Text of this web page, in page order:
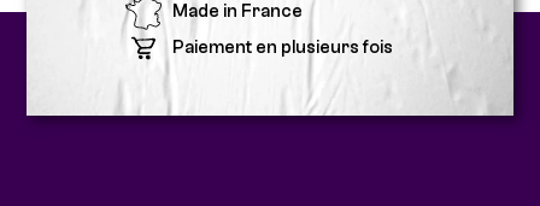
Made in France
Paiement en plusieurs fois